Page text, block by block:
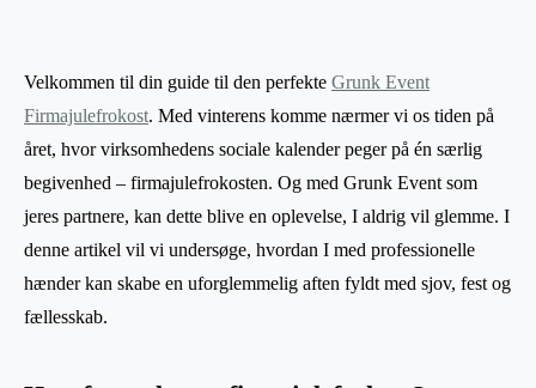
Velkommen til din guide til den perfekte Grunk Event
Firmajulefrokost. Med vinterens komme nærmer vi os tiden på
året, hvor virksomhedens sociale kalender peger på én særlig
begivenhed – firmajulefrokosten. Og med Grunk Event som
jeres partnere, kan dette blive en oplevelse, I aldrig vil glemme. I
denne artikel vil vi undersøge, hvordan I med professionelle
hænder kan skabe en uforglemmelig aften fyldt med sjov, fest og
fællesskab.